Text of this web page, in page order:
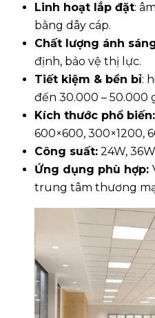
Linh hoạt lắp đặt:
bằng dây cáp.
Chất lượng ánh
định, bảo vệ thị lực.
Tiết kiệm & bền bỉ:
đến 30.000 – 50.000
Kích thước phổ biến:
600×600, 300×1200,
Công suất: 24W,
Ứng dụng phù hợp:
trung tâm thương